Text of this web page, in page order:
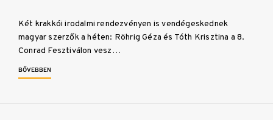
Két krakkói irodalmi rendezvényen is vendégeskednek
magyar szerzők a héten: Röhrig Géza és Tóth Krisztina a 8.
Conrad Fesztiválon vesz…
BŐVEBBEN